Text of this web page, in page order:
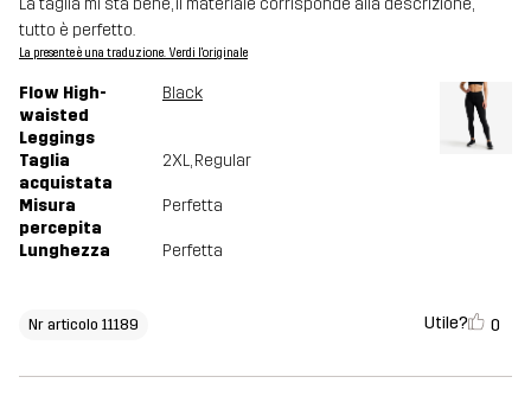
tutto è perfetto.
La presente è una traduzione. Verdi l'originale
Flow High-
waisted
Leggings
Black
Taglia
acquistata
2XL, Regular
Misura
percepita
Perfetta
Lunghezza Perfetta
Nr articolo 11189 Utile? 0